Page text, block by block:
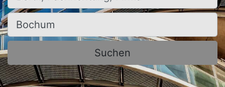
Ort, Stadt
Suchen